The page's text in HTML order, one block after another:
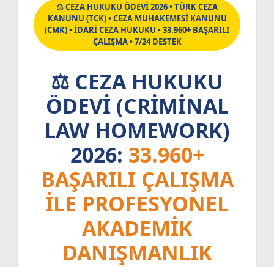
⚖️ CEZA HUKUKU ÖDEVİ 2026 • TÜRK CEZA
KANUNU (TCK) • CEZA MUHAKEMESİ KANUNU
(CMK) • İDARİ CEZA HUKUKU • 33.960+ BAŞARILI
ÇALIŞMA • 7/24 DESTEK
⚖️ CEZA HUKUKU
ÖDEVI (CRIMINAL
LAW HOMEWORK)
2026: 33.960+
BAŞARILI ÇALIŞMA
ILE PROFESYONEL
AKADEMIK
DANIŞMANLIK